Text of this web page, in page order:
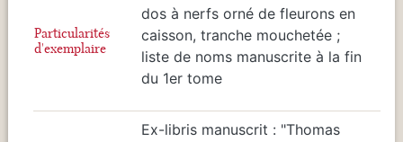
Particularités
d'exemplaire
dos à nerfs orné de fleurons en
caisson, tranche mouchetée ;
liste de noms manuscrite à la fin
du 1er tome
Ex-libris manuscrit : "Thomas